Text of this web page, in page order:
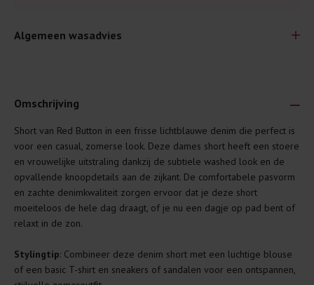
Algemeen wasadvies
Je wilt natuurlijk lang plezier hebben van je nieuwe kleding.
Daarom geven wij een aantal algemene was-tips:
Lees altijd eerst even het was-etiket.
Was kleding binnenste buiten. Dat beschermt de
buitenkant.
genoeg.
Was zo koud mogelijk. Op 20 of 30 graden wassen is vaak
Omschrijving
Short van Red Button in een frisse lichtblauwe denim die perfect is
voor een casual, zomerse look. Deze dames short heeft een stoere
en vrouwelijke uitstraling dankzij de subtiele washed look en de
opvallende knoopdetails aan de zijkant. De comfortabele pasvorm
en zachte denimkwaliteit zorgen ervoor dat je deze short
moeiteloos de hele dag draagt, of je nu een dagje op pad bent of
relaxt in de zon.
Stylingtip: Combineer deze denim short met een luchtige blouse
of een basic T-shirt en sneakers of sandalen voor een ontspannen,